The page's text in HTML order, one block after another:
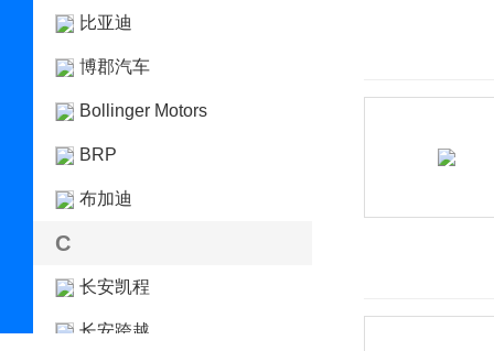
比亚迪
博郡汽车
Bollinger Motors
BRP
布加迪
C
长安凯程
长安跨越